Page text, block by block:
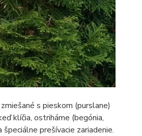
s pieskom (purslane)
klíčia, ostriháme (begónia,
prešívacie zariadenie.